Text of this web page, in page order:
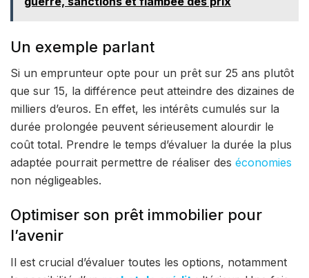
Un exemple parlant
Si un emprunteur opte pour un prêt sur 25 ans plutôt
que sur 15, la différence peut atteindre des dizaines de
milliers d’euros. En effet, les intérêts cumulés sur la
durée prolongée peuvent sérieusement alourdir le
coût total. Prendre le temps d’évaluer la durée la plus
adaptée pourrait permettre de réaliser des économies
non négligeables.
Optimiser son prêt immobilier pour
l’avenir
Il est crucial d’évaluer toutes les options, notamment